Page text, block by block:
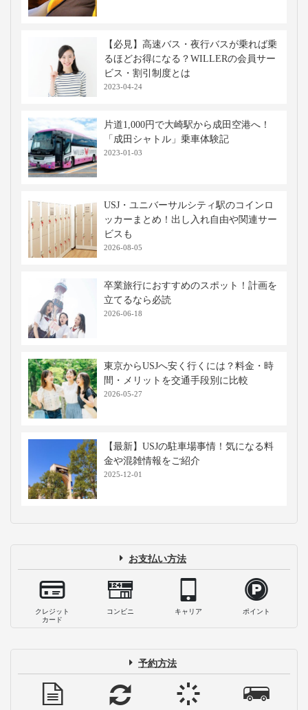
【必見】高速バス・夜行バスが乗れば乗
るほどお得になる？WILLERの会員サー
ビス・割引制度とは
2023-04-24
片道1,000円で大崎駅から成田空港へ！
「成田シャトル」乗車体験記
2023-01-03
USJ・ユニバーサルシティ駅のコインロ
ッカーまとめ！出し入れ自由や関連サー
ビスも
2026-08-05
卒業旅行におすすめのスポット！計画を
立てるなら必読
2026-06-18
東京からUSJへ安く行くには？料金・時
間・メリットを交通手段別に比較
2026-05-27
【最新】USJの駐車場事情！気になる料
金や混雑情報をご紹介
2025-12-01
お支払い方法
クレジット
カード
コンビニ キャリア ポイント
予約方法